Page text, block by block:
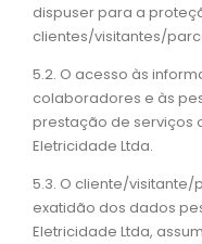
dispuser para a
clientes/visitantes/
5.2. O acesso às
colaboradores e às
prestação de serviços
Eletricidade Ltda.
5.3. O cliente/
exatidão dos dados
Eletricidade Ltda,